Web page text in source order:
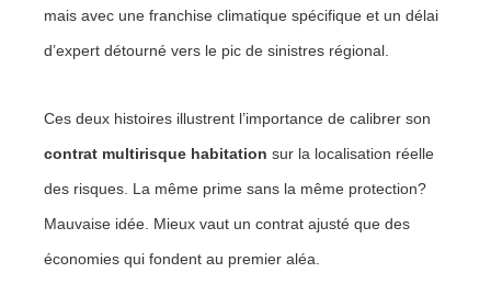
mais avec une franchise climatique spécifique et un délai
d’expert détourné vers le pic de sinistres régional.
Ces deux histoires illustrent l’importance de calibrer son
contrat multirisque habitation sur la localisation réelle
des risques. La même prime sans la même protection?
Mauvaise idée. Mieux vaut un contrat ajusté que des
économies qui fondent au premier aléa.